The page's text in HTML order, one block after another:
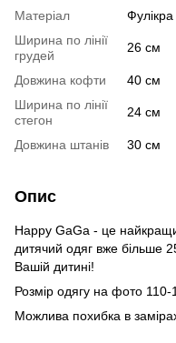
Матеріал
Ширина по лінії
грудей
26 см
Довжина кофти
40 см
Ширина по лінії
стегон
24 см
Довжина штанів 30 см
Опис
Happy GaGa - це
дитячий одяг вже більше
Вашій дитині!
Розмір одягу на фото 110-
Можлива похибка в